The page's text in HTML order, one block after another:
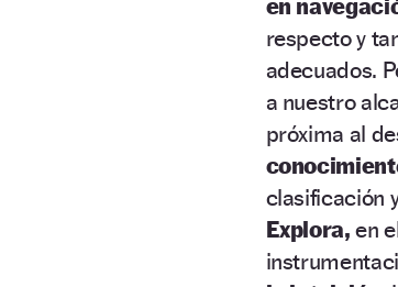
en
respecto y
adecuados.
a nuestro
próxima al
clasificación
Explora, en